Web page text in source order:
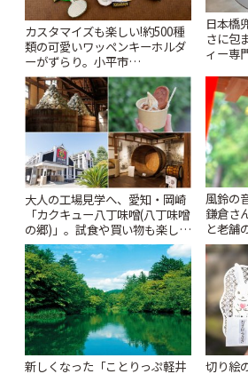
カスタマイズも楽しい!約500種
類の可愛いワッペンキーホルダ
ーがずらり。小平市
「Kimamaya T&K」 | ことりっ
ぷ
日本橋
さに包
ィー専
大人の工場見学へ、愛知・岡崎
「カクキュー八丁味噌(八丁味噌
の郷)」。試食や買い物も楽しみ
♪ | ことりっぷ
風鈴の
鎌倉さ
と老舗
りっぷ
新しくなった「ことりっぷ軽井
切り絵